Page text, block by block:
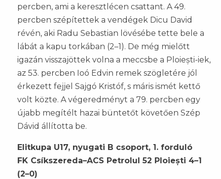
percben, ami a keresztlécen csattant. A 49.
percben szépítettek a vendégek Dicu David
révén, aki Radu Sebastian lövésébe tette bele a
lábát a kapu torkában (2–1). De még mielőtt
igazán visszajöttek volna a meccsbe a Ploiești-iek,
az 53. percben Ioó Edvin remek szögletére jól
érkezett fejjel Sajgó Kristóf, s máris ismét kettő
volt közte. A végeredményt a 79. percben egy
újabb megítélt hazai büntetőt követően Szép
Dávid állította be.
Elitkupa U17, nyugati B csoport, 1. forduló
FK Csíkszereda–ACS Petrolul 52 Ploiești 4–1
(2–0)